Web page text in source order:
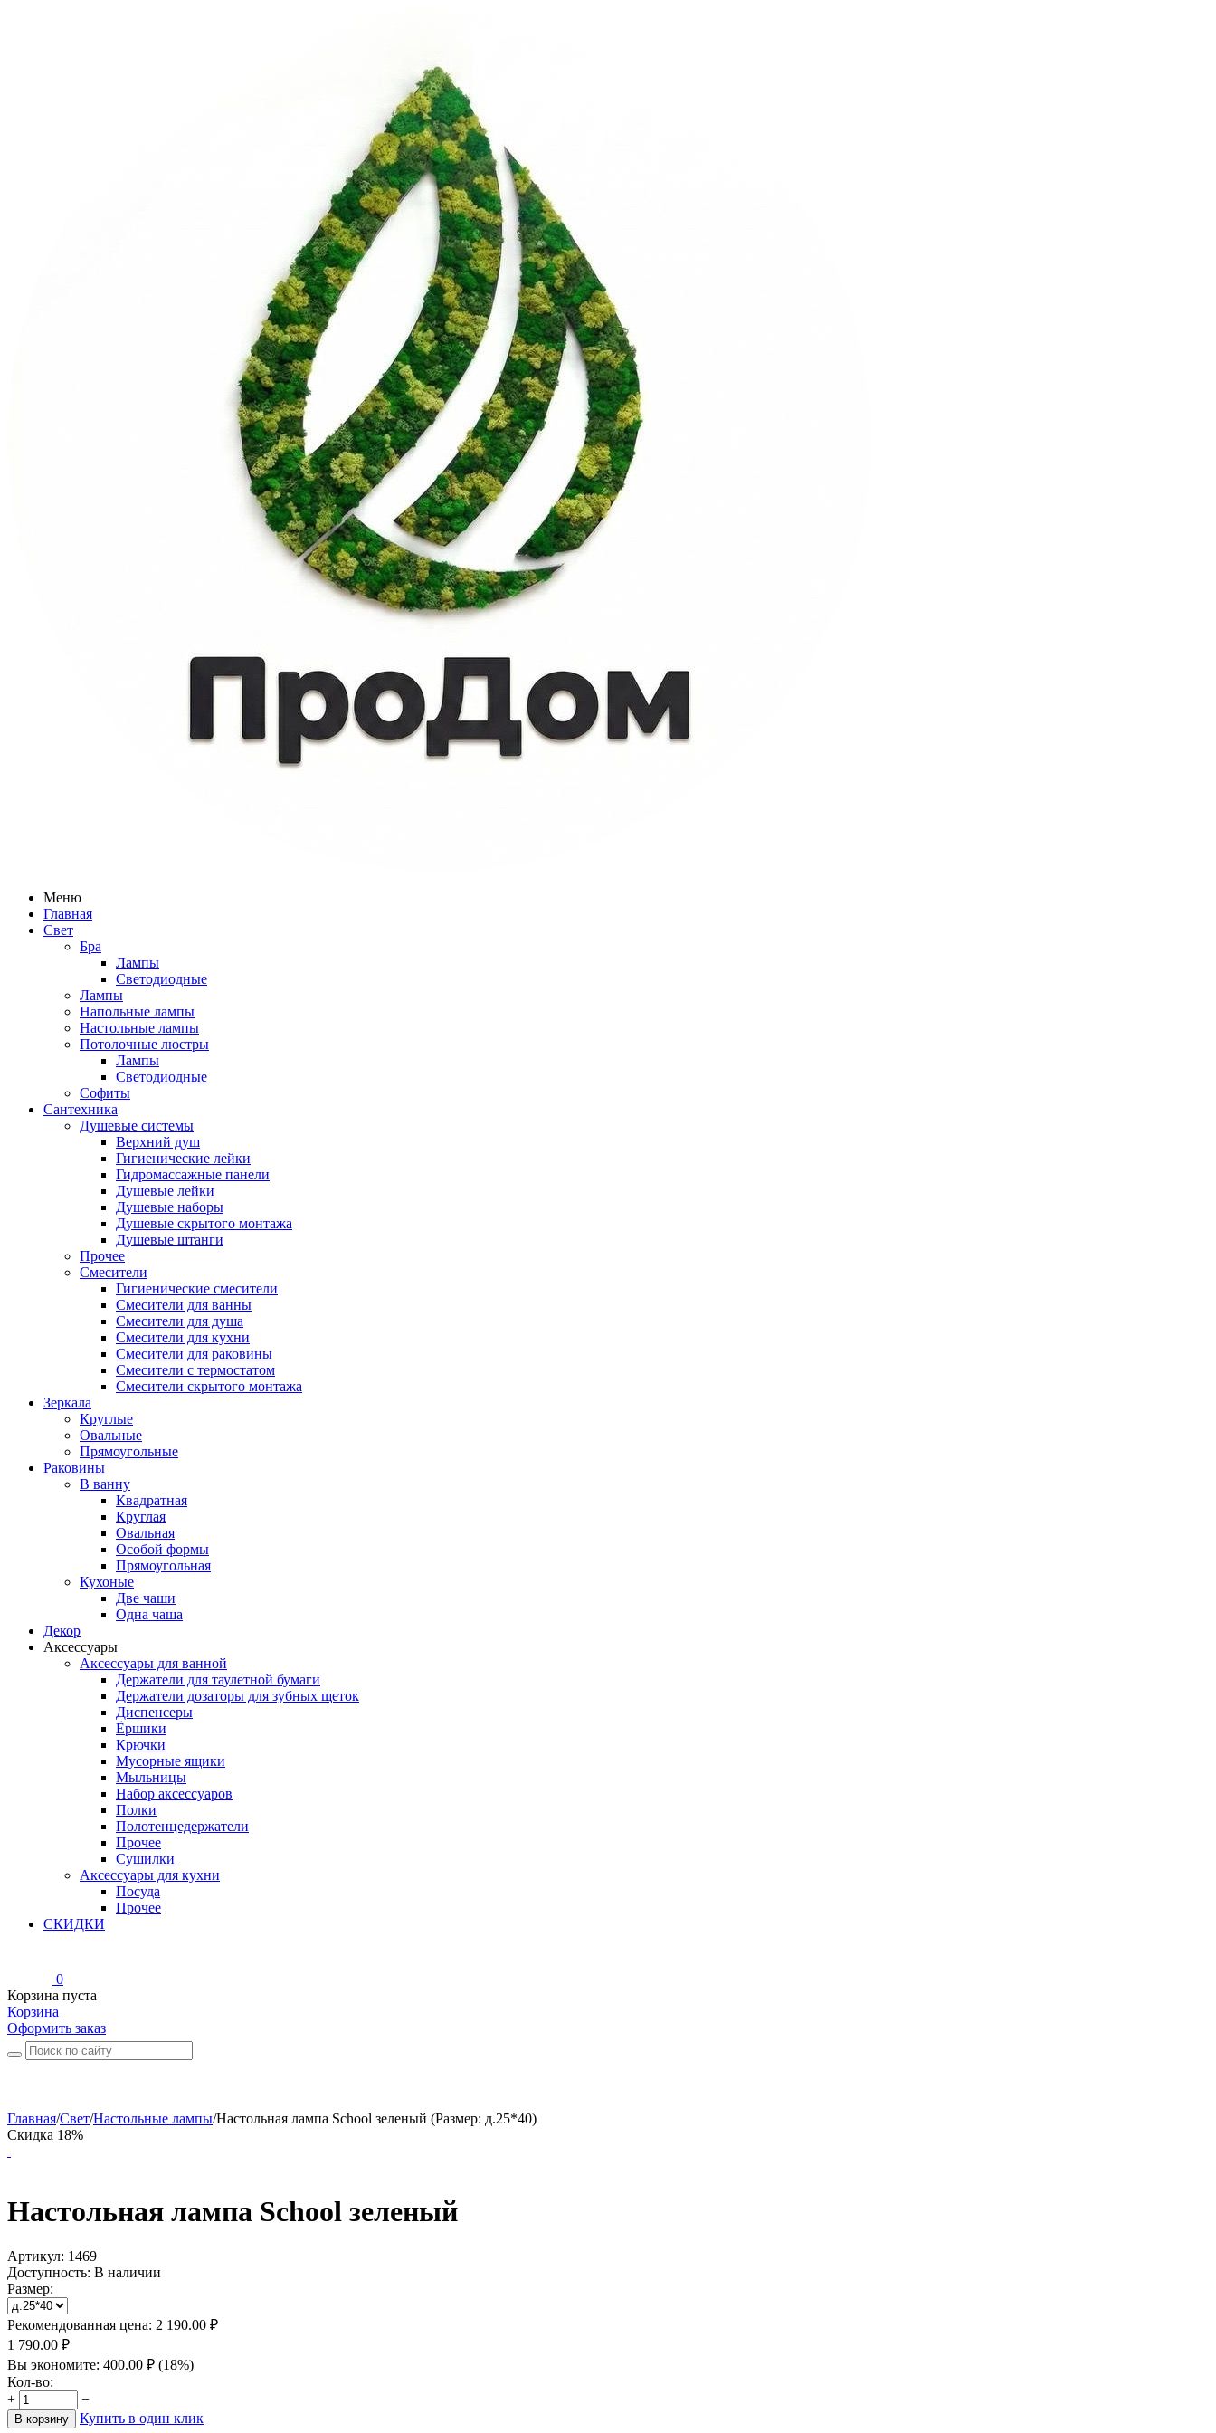
Меню
Главная
Свет
Бра
Лампы
Светодиодные
Лампы
Напольные лампы
Настольные лампы
Потолочные люстры
Лампы
Светодиодные
Софиты
Сантехника
Душевые системы
Верхний душ
Гигиенические лейки
Гидромассажные панели
Душевые лейки
Душевые наборы
Душевые скрытого монтажа
Душевые штанги
Прочее
Смесители
Гигиенические смесители
Смесители для ванны
Смесители для душа
Смесители для кухни
Смесители для раковины
Смесители с термостатом
Смесители скрытого монтажа
Зеркала
Круглые
Овальные
Прямоугольные
Раковины
В ванну
Квадратная
Круглая
Овальная
Особой формы
Прямоугольная
Кухоные
Две чаши
Одна чаша
Декор
Аксессуары
Аксессуары для ванной
Держатели для таулетной бумаги
Держатели дозаторы для зубных щеток
Диспенсеры
Ёршики
Крючки
Мусорные ящики
Мыльницы
Набор аксессуаров
Полки
Полотенцедержатели
Прочее
Сушилки
Аксессуары для кухни
Посуда
Прочее
СКИДКИ
0
Корзина пуста
Корзина
Оформить заказ
Главная/Свет/Настольные лампы/Настольная лампа School зеленый (Размер: д.25*40)
Скидка 18%
Настольная лампа School зеленый
Артикул: 1469
Доступность: В наличии
Размер:
Рекомендованная цена: 2 190.00 ₽
1 790.00 ₽
Вы экономите: 400.00 ₽ (18%)
Кол-во:
+
−
В корзину Купить в один клик